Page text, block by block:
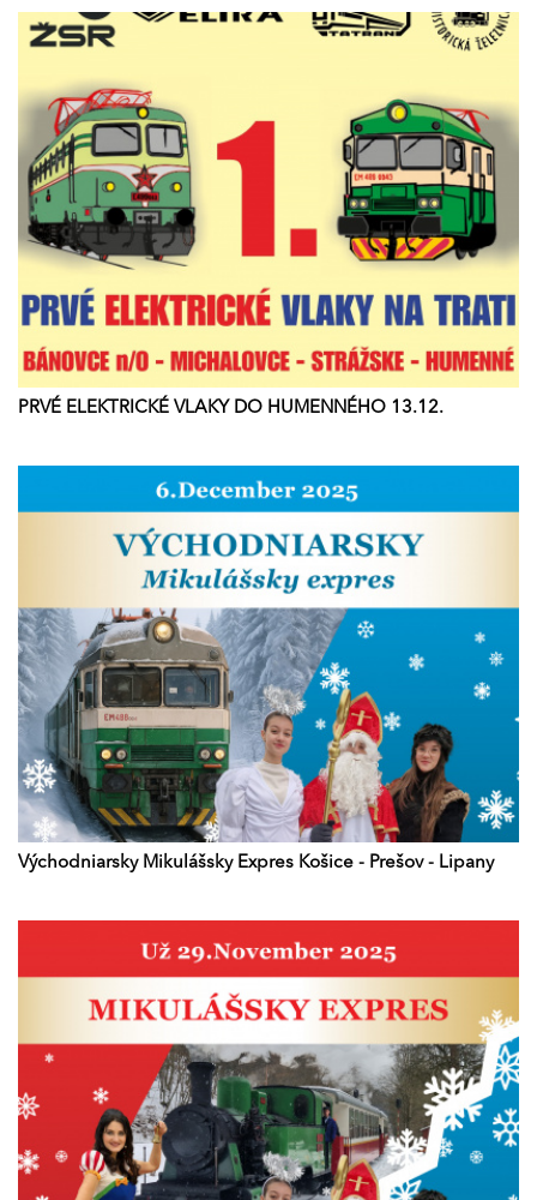
PRVÉ ELEKTRICKÉ VLAKY DO HUMENNÉHO 13.12.
Východniarsky Mikulášsky Expres Košice - Prešov - Lipany